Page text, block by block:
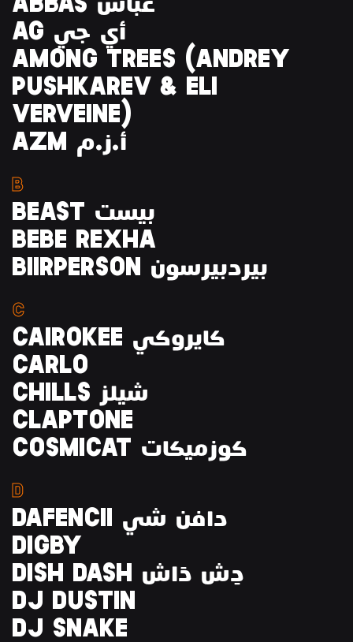
$IGN
CLANAG أي جي
AMONG TREES (ANDREY
PUSHKAREV & ELI
VERVEINE)
AZM أ.ز.م
B
BEAST بيست
BEBE REXHA
BIIRPERSON بيردبيرسون
C
CAIROKEE كايروكي
CARLO
CHILLS شيلز
CLAPTONE
COSMICAT كوزميكات
D
DAFENCII دافن شي
DIGBY
DISH DASH دِش دَاش
DJ DUSTIN
DJ SNAKE